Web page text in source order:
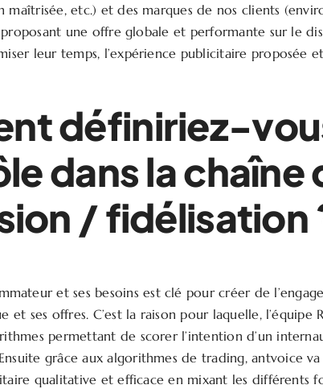
maîtrisée, etc.) et des marques de nos clients
une offre globale et performante sur le
leur temps, l’expérience publicitaire proposée
définiriez-
dans la chaîne
/ fidélisation
et ses besoins est clé pour créer de
et ses offres. C’est la raison pour laquelle, l’équipe
permettant de scorer l’intention d’un
grâce aux algorithmes de trading, antvoice
qualitative et efficace en mixant les différents